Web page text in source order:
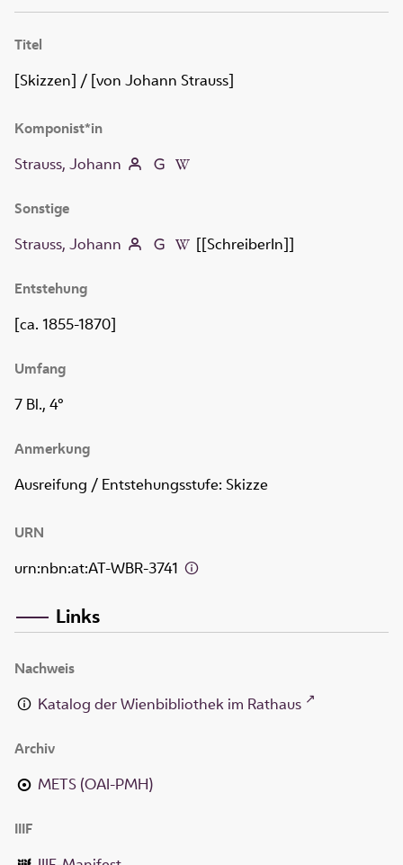
Titel
[Skizzen] / [von Johann Strauss]
Komponist*in
Strauss, Johann
Sonstige
Strauss, Johann [[SchreiberIn]]
Entstehung
[ca. 1855-1870]
Umfang
7 Bl., 4°
Anmerkung
Ausreifung / Entstehungsstufe: Skizze
URN
urn:nbn:at:AT-WBR-3741
Links
Nachweis
Katalog der Wienbibliothek im Rathaus
Archiv
METS (OAI-PMH)
IIIF